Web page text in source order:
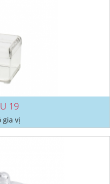
19
gia vị